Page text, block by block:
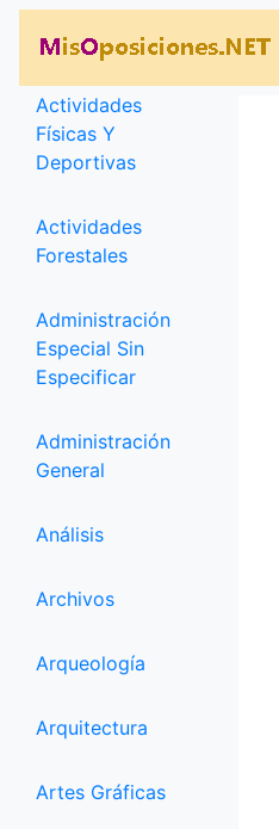
Categorías
Actividades
Físicas Y
Deportivas
Actividades
Forestales
Administración
Especial Sin
Especificar
Administración
General
Análisis
Archivos
Arqueología
Arquitectura
Artes Gráficas